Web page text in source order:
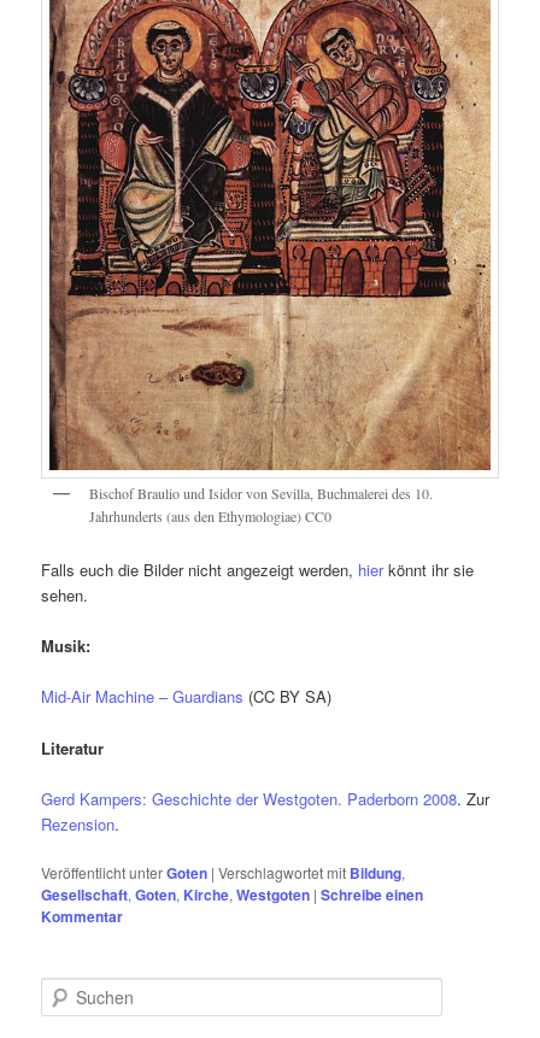
Bischof Braulio und Isidor von Sevilla, Buchmalerei des 10.
Jahrhunderts (aus den Ethymologiae) CC0
Falls euch die Bilder nicht angezeigt werden, hierkönnt ihr sie
sehen.
Musik:
Mid-Air Machine – Guardians (CC BY SA)
Literatur
Gerd Kampers: Geschichte der Westgoten. Paderborn 2008. Zur
Rezension.
Veröffentlicht unterGoten |Verschlagwortet mit Bildung,
Gesellschaft,Goten, Kirche,Westgoten |Schreibe einen
Kommentar
u